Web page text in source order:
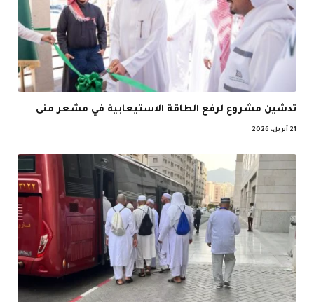
تدشين مشروع لرفع الطاقة الاستيعابية في مشعر منى
21 أبريل، 2026